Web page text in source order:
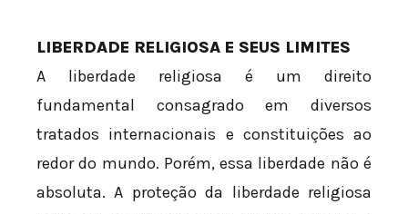
LIBERDADE RELIGIOSA E SEUS LIMITES
A liberdade religiosa é um direito
fundamental consagrado em diversos
tratados internacionais e constituições ao
redor do mundo. Porém, essa liberdade não é
absoluta. A proteção da liberdade religiosa